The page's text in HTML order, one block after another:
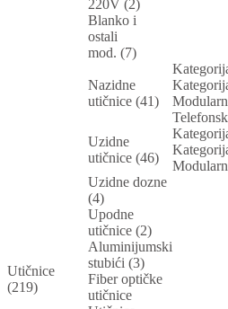
220V (2)
Blanko i
ostali
mod. (7)
Utičnice
(219)
Nazidne
utičnice (41)
Uzidne
utičnice (46)
Uzidne dozne
(4)
Upodne
utičnice (2)
Aluminijumski
stubići (3)
Fiber optičke
utičnice